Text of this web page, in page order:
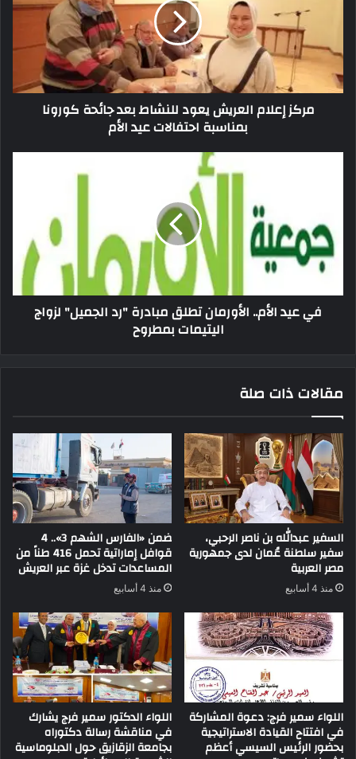
مركز إعلام العريش يعود للنشاط بعد جائحة كورونا
بمناسبة احتفالات عيد الأم
في عيد الأم.. الأورمان تطلق مبادرة "رد الجميل" لزواج
اليتيمات بمطروح
مقالات ذات صلة
السفير عبدالله بن ناصر الرحبي،
سفير سلطنة عُمان لدى جمهورية
مصر العربية
منذ 4 أسابيع
ضمن «الفارس الشهم 3».. 4
قوافل إماراتية تحمل 416 طناً من
المساعدات تدخل غزة عبر العريش
منذ 4 أسابيع
اللواء سمير فرج: دعوة المشاركة
في افتتاح القيادة الاستراتيجية
بحضور الرئيس السيسي أعظم
اللواء الدكتور سمير فرج يشارك
في مناقشة رسالة دكتوراه
بجامعة الزقازيق حول الدبلوماسية